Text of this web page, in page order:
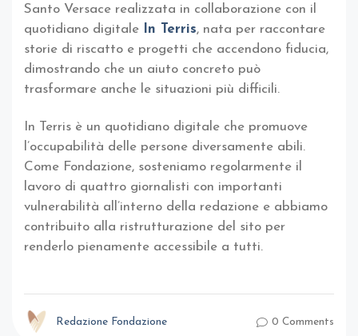
Santo Versace realizzata in collaborazione con il
quotidiano digitale
In Terris, nata per raccontare
storie di riscatto e progetti che accendono fiducia,
dimostrando che un aiuto concreto può
trasformare anche le situazioni più difficili.
In Terris è un quotidiano digitale che promuove
l’occupabilità delle persone diversamente abili.
Come Fondazione, sosteniamo regolarmente il
lavoro di quattro giornalisti con importanti
vulnerabilità all’interno della redazione e abbiamo
contribuito alla ristrutturazione del sito per
renderlo pienamente accessibile a tutti.
Redazione Fondazione 0 Comments